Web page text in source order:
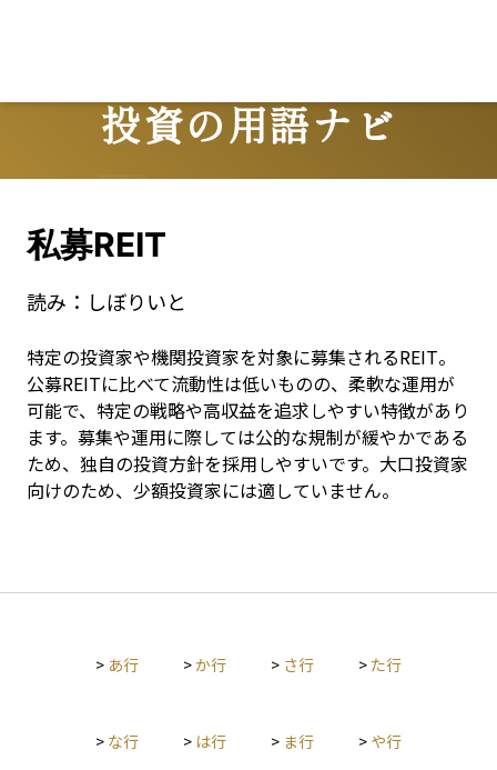
投資の用語ナビ
Terms
私募REIT
読み： しぼりいと
特定の投資家や機関投資家を対象に募集されるREIT。
公募REITに比べて流動性は低いものの、柔軟な運用が
可能で、特定の戦略や高収益を追求しやすい特徴があり
ます。募集や運用に際しては公的な規制が緩やかである
ため、独自の投資方針を採用しやすいです。大口投資家
向けのため、少額投資家には適していません。
> あ行 >か行 > さ行 > た行
> な行 > は行 > ま行 > や行